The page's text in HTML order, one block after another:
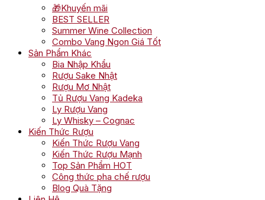
🎁Khuyến mãi
BEST SELLER
Summer Wine Collection
Combo Vang Ngon Giá Tốt
Sản Phẩm Khác
Bia Nhập Khẩu
Rượu Sake Nhật
Rượu Mơ Nhật
Tủ Rượu Vang Kadeka
Ly Rượu Vang
Ly Whisky – Cognac
Kiến Thức Rượu
Kiến Thức Rượu Vang
Kiến Thức Rượu Mạnh
Top Sản Phẩm HOT
Công thức pha chế rượu
Blog Quà Tặng